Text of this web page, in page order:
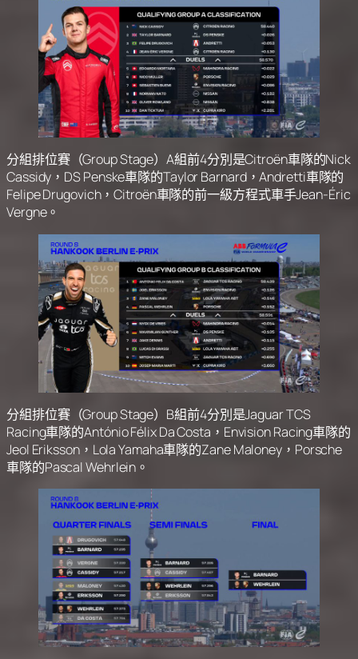
分組排位賽（Group Stage）A組前4分別是Citroën車隊的Nick
Cassidy，DS Penske車隊的Taylor Barnard，Andretti車隊的
Felipe Drugovich，Citroën車隊的前一級方程式車手Jean-Éric
Vergne。
分組排位賽（Group Stage）B組前4分別是Jaguar TCS
Racing車隊的António Félix Da Costa，Envision Racing車隊的
Jeol Eriksson，Lola Yamaha車隊的Zane Maloney，Porsche
車隊的Pascal Wehrlein。